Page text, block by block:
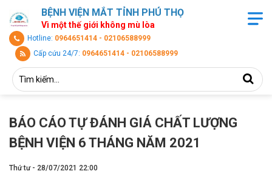
BỆNH VIỆN MẮT TỈNH PHÚ THỌ
Vì một thế giới không mù lòa
Hotline: 0964651414 - 02106588999
Cấp cứu 24/7: 0964651414 - 02106588999
BÁO CÁO TỰ ĐÁNH GIÁ CHẤT LƯỢNG
BỆNH VIỆN 6 THÁNG NĂM 2021
Thứ tư - 28/07/2021 22:00